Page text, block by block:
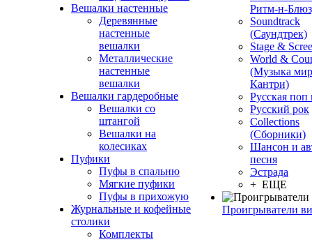
Вешалки настенные
Деревянные
настенные
вешалки
Металлические
настенные
вешалки
Вешалки гардеробные
Вешалки со
штангой
Вешалки на
колесиках
Пуфики
Пуфы в спальню
Мягкие пуфики
Пуфы в прихожую
Журнальные и кофейные
столики
Комплекты
Ритм-н-
Soundtrack
(Саундтрек)
Stage &
World &
(Музыка
Кантри)
Русская поп
Русский рок
Сollections
(Сборники)
Шансон и
песня
Эстрада
+ ЕЩЕ
Проигрыватели